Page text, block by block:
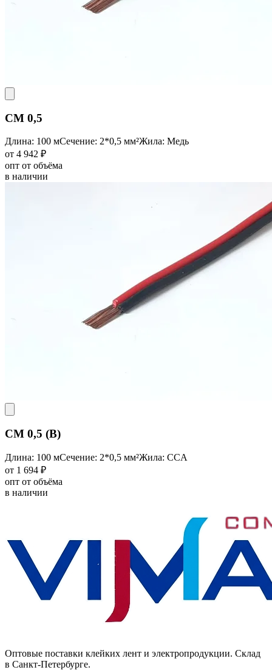
CM 0,5
Длина: 100 мСечение: 2*0,5 мм²Жила: Медь
от 4 942 ₽
опт от объёма
в наличии
CM 0,5 (B)
Длина: 100 мСечение: 2*0,5 мм²Жила: CCA
от 1 694 ₽
опт от объёма
в наличии
Оптовые поставки клейких лент и электропродукции. Склад
в Санкт-Петербурге.